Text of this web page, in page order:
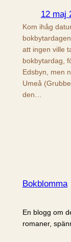
12 maj
Kom ihåg
att ingen ville
bokbytardag,
Edsbyn, men
Umeå
den…
Bokblomma
En blogg om
romaner,